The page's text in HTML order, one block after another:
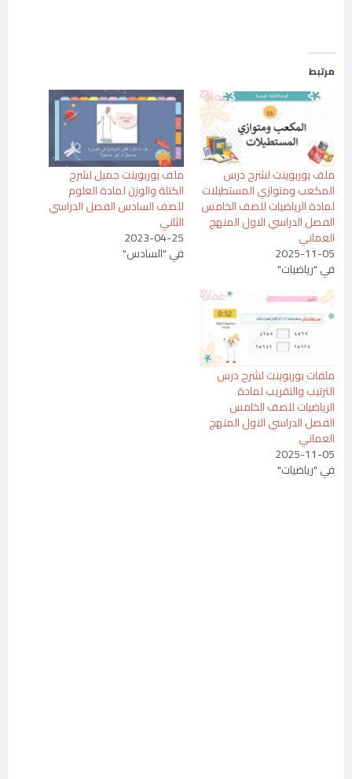
مرتبط
ملف بوربوينت لشرح درس
المكعب ومتوازي المستطيلات
لمادة الرياضيات للصف الخامس
الفصل الدراسي الاول المنهج
العماني
2025-11-05
في "رياضيات"
ملف بوربوينت جميل لشرح
الكتلة والوزن لمادة العلوم
للصف السادس الفصل الدراسي
الثاني
2023-04-25
في "السادس"
ملفات بوربوينت لشرح درس
الترتيب والتقريب لمادة
الرياضيات للصف الخامس
الفصل الدراسي الاول المنهج
العماني
2025-11-05
في "رياضيات"